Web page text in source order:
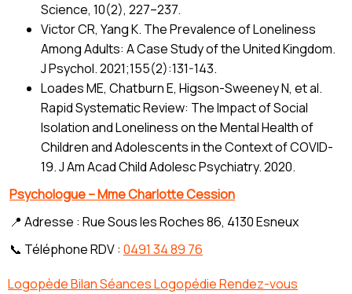
Science, 10(2), 227–237.
Victor CR, Yang K. The Prevalence of Loneliness
Among Adults: A Case Study of the United Kingdom.
J Psychol. 2021;155(2):131-143.
Loades ME, Chatburn E, Higson-Sweeney N, et al.
Rapid Systematic Review: The Impact of Social
Isolation and Loneliness on the Mental Health of
Children and Adolescents in the Context of COVID-
19. J Am Acad Child Adolesc Psychiatry. 2020.
Psychologue – Mme Charlotte Cession
📍 Adresse : Rue Sous les Roches 86, 4130 Esneux
📞 Téléphone RDV : 0491 34 89 76
Logopède Bilan Séances Logopédie Rendez-vous